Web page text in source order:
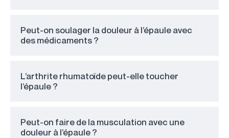
Peut-on soulager la douleur à l’épaule avec
des médicaments ?
L’arthrite rhumatoïde peut-elle toucher
l’épaule ?
Peut-on faire de la musculation avec une
douleur à l’épaule ?